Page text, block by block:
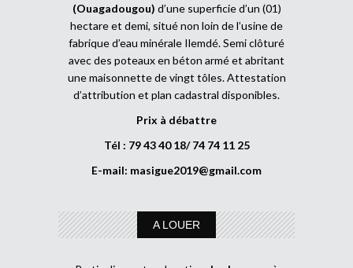
(Ouagadougou) d’une superficie d’un (01)
hectare et demi, situé non loin de l’usine de
fabrique d’eau minérale Ilemdé. Semi clôturé
avec des poteaux en béton armé et abritant
une maisonnette de vingt tôles. Attestation
d’attribution et plan cadastral disponibles.
Prix à débattre
Tél : 79 43 40 18/ 74 74 11 25
E-mail: masigue2019@gmail.com
A LOUER